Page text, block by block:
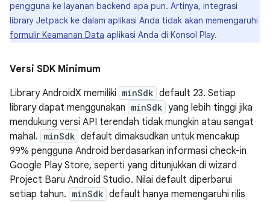
pengguna ke layanan backend apa pun. Artinya, integrasi
library Jetpack ke dalam aplikasi Anda tidak akan memengaruhi
formulir Keamanan Data aplikasi Anda di Konsol Play.
Versi SDK Minimum
Library AndroidX memiliki minSdk default 23. Setiap
library dapat menggunakan minSdk yang lebih tinggi jika
mendukung versi API terendah tidak mungkin atau sangat
mahal. minSdk default dimaksudkan untuk mencakup
99% pengguna Android berdasarkan informasi check-in
Google Play Store, seperti yang ditunjukkan di wizard
Project Baru Android Studio. Nilai default diperbarui
setiap tahun. minSdk default hanya memengaruhi rilis